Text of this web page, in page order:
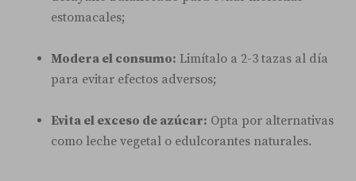
estomacales;
Modera el consumo: Limítalo a 2-3 tazas al día
para evitar efectos adversos;
Evita el exceso de azúcar: Opta por alternativas
como leche vegetal o edulcorantes naturales.